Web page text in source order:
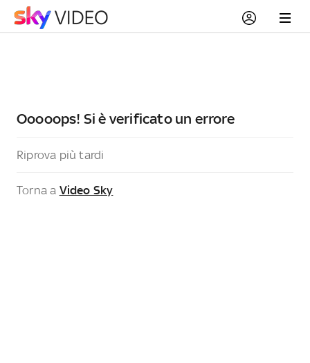
Ooooops! Si è verificato un errore
Riprova più tardi
Torna a Video Sky